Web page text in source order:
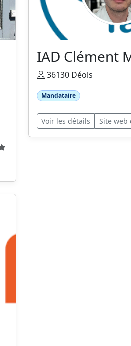
IAD Clément
36130 Déols
Mandataire
Voir les détails Site web